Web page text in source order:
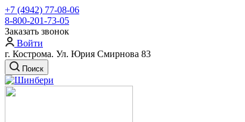
+7 (4942) 77-08-06
8-800-201-73-05
Заказать звонок
Войти
г. Кострома. Ул. Юрия Смирнова 83
Поиск